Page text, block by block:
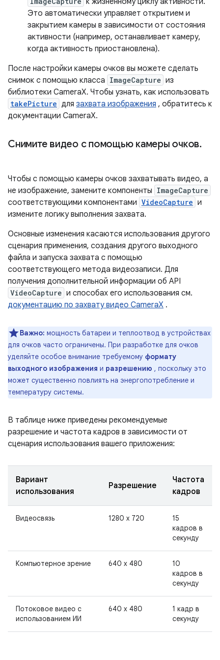
Это автоматически управляет открытием и
закрытием камеры в зависимости от состояния
активности (например, останавливает камеру,
когда активность приостановлена).
После настройки камеры очков вы можете сделать
снимок с помощью класса ImageCapture из
библиотеки CameraX. Чтобы узнать, как использовать
takePicture для захвата изображения , обратитесь к
документации CameraX.
Снимите видео с помощью камеры очков.
Чтобы с помощью камеры очков захватывать видео, а
не изображение, замените компоненты ImageCapture
соответствующими компонентами VideoCapture и
измените логику выполнения захвата.
Основные изменения касаются использования другого
сценария применения, создания другого выходного
файла и запуска захвата с помощью
соответствующего метода видеозаписи. Для
получения дополнительной информации об API
VideoCapture и способах его использования см.
документацию по захвату видео CameraX .
Важно: мощность батареи и теплоотвод в устройствах
для очков часто ограничены. При разработке для очков
уделяйте особое внимание требуемому формату
выходного изображения и разрешению , поскольку это
может существенно повлиять на энергопотребление и
температуру системы.
В таблице ниже приведены рекомендуемые
разрешение и частота кадров в зависимости от
сценария использования вашего приложения:
Вариант
использования
Разрешение
Частота
кадров
Видеосвязь 1280 x 720
15
кадров в
секунду
Компьютерное зрение 640 x 480
10
кадров в
секунду
Потоковое видео с
использованием ИИ
640 x 480
1 кадр в
секунду